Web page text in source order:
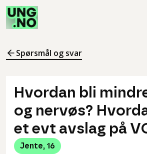
Spørsmål og svar
Hvordan bli
og nervøs?
et evt avslag på
Jente, 16